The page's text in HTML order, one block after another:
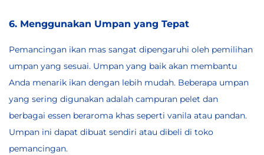
6. Menggunakan Umpan yang Tepat
Pemancingan ikan mas sangat dipengaruhi oleh pemilihan
umpan yang sesuai. Umpan yang baik akan membantu
Anda menarik ikan dengan lebih mudah. Beberapa umpan
yang sering digunakan adalah campuran pelet dan
berbagai essen beraroma khas seperti vanila atau pandan.
Umpan ini dapat dibuat sendiri atau dibeli di toko
pemancingan.